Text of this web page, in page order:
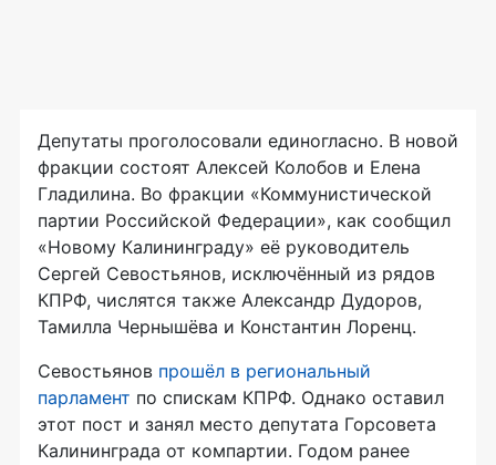
Депутаты проголосовали единогласно. В новой
фракции состоят Алексей Колобов и Елена
Гладилина. Во фракции «Коммунистической
партии Российской Федерации», как сообщил
«Новому Калининграду» её руководитель
Сергей Севостьянов, исключённый из рядов
КПРФ, числятся также Александр Дудоров,
Тамилла Чернышёва и Константин Лоренц.
Севостьянов прошёл в региональный
парламент по спискам КПРФ. Однако оставил
этот пост и занял место депутата Горсовета
Калининграда от компартии. Годом ранее